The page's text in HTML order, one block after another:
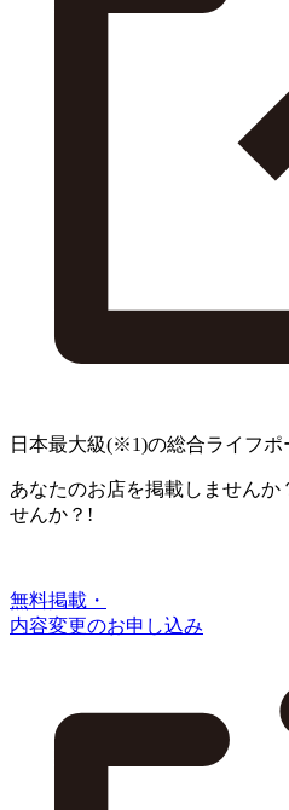
日本最大級(※1)の総合ライフポ
あなたのお店を掲載しませんか
せんか？!
無料掲載・
内容変更のお申し込み